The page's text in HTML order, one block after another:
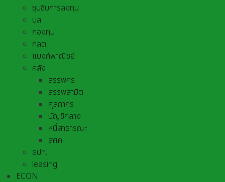
ซุบซิบการลงทุน
บล.
กองทุน
กลต.
แบงก์พาณิชย์
คลัง
สรรพกร
สรรพสามิต
ศุลกากร
บัญชีกลาง
หนี้สาธารณะ
สศค.
ธปท.
leasing
ECON